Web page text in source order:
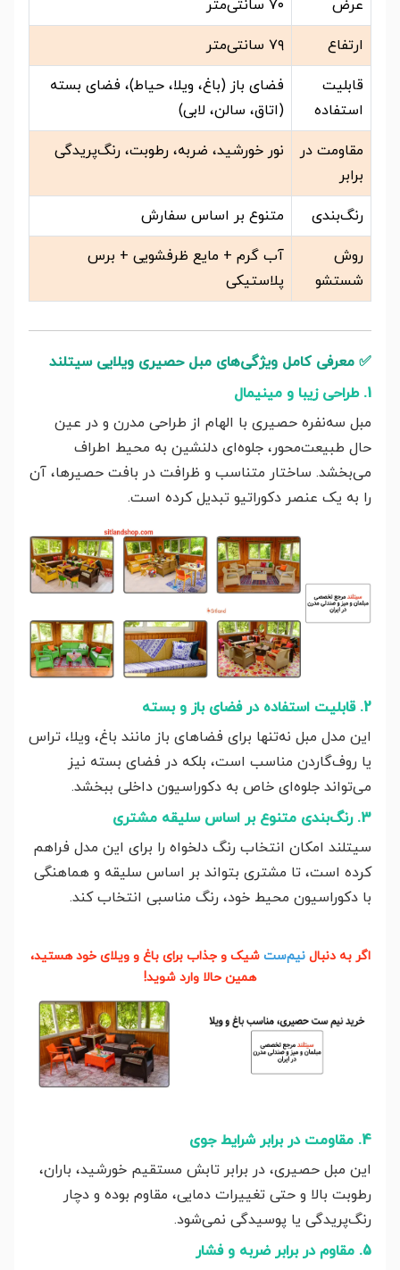
عرض ۷۰ سانتی‌متر
ارتفاع ۷۹ سانتی‌متر
قابلیت
استفاده
فضای باز (باغ، ویلا، حیاط)، فضای بسته
(اتاق، سالن، لابی)
مقاومت در
برابر
نور خورشید، ضربه، رطوبت، رنگ‌پریدگی
رنگ‌بندی متنوع بر اساس سفارش
روش
شستشو
آب گرم + مایع ظرفشویی + برس
پلاستیکی
✅ معرفی کامل ویژگی‌های مبل حصیری ویلایی سیتلند
1. طراحی زیبا و مینیمال
مبل سه‌نفره حصیری با الهام از طراحی مدرن و در عین
حال طبیعت‌محور، جلوه‌ای دلنشین به محیط اطراف
می‌بخشد. ساختار متناسب و ظرافت در بافت حصیرها، آن
را به یک عنصر دکوراتیو تبدیل کرده است.
2. قابلیت استفاده در فضای باز و بسته
این مدل مبل نه‌تنها برای فضاهای باز مانند باغ، ویلا، تراس
یا روف‌گاردن مناسب است، بلکه در فضای بسته نیز
می‌تواند جلوه‌ای خاص به دکوراسیون داخلی ببخشد.
3. رنگ‌بندی متنوع بر اساس سلیقه مشتری
سیتلند امکان انتخاب رنگ دلخواه را برای این مدل فراهم
کرده است، تا مشتری بتواند بر اساس سلیقه و هماهنگی
با دکوراسیون محیط خود، رنگ مناسبی انتخاب کند.
اگر به دنبالنیم‌ست شیک و جذاب برای باغ و ویلای خود هستید،
همین حالا وارد شوید!
4. مقاومت در برابر شرایط جوی
این مبل حصیری، در برابر تابش مستقیم خورشید، باران،
رطوبت بالا و حتی تغییرات دمایی، مقاوم بوده و دچار
رنگ‌پریدگی یا پوسیدگی نمی‌شود.
5. مقاوم در برابر ضربه و فشار